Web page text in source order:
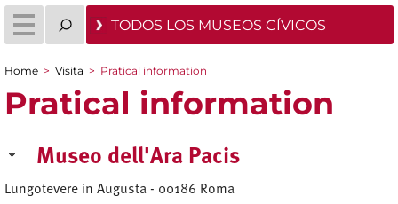
TODOS LOS MUSEOS CÍVICOS
You are here
Home > Visita > Pratical information
Pratical information
Museo dell'Ara Pacis
Lungotevere in Augusta - 00186 Roma